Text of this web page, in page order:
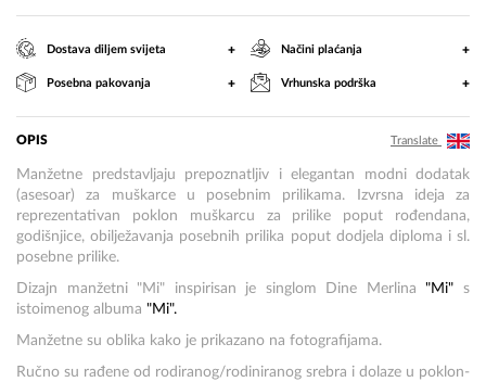
Dostava diljem svijeta + Načini plaćanja +
Posebna pakovanja + Vrhunska podrška +
OPIS Translate
Manžetne predstavljaju prepoznatljiv i elegantan modni dodatak
(asesoar) za muškarce u posebnim prilikama. Izvrsna ideja za
reprezentativan poklon muškarcu za prilike poput rođendana,
godišnjice, obilježavanja posebnih prilika poput dodjela diploma i sl.
posebne prilike.
Dizajn manžetni "Mi" inspirisan je singlom Dine Merlina"Mi" s
istoimenog albuma "Mi".
Manžetne su oblika kako je prikazano na fotografijama.
Ručno su rađene od rodiranog/rodiniranog srebra i dolaze u poklon-